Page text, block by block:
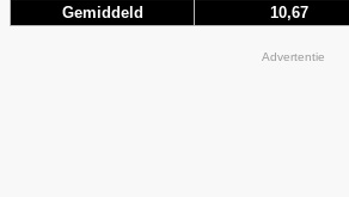
Gemiddeld 10,67
Advertentie